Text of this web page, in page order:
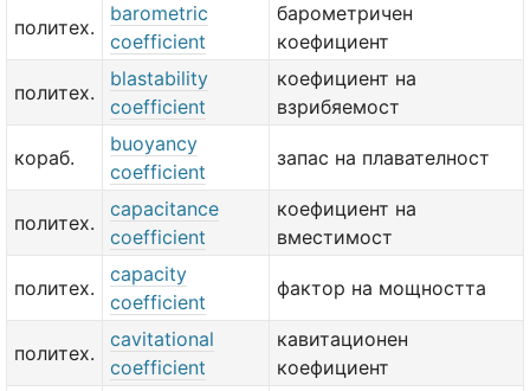
политех.
barometric
coefficient
барометричен
коефициент
политех.
blastability
coefficient
коефициент на
взрибяемост
кораб.
buoyancy
coefficient
запас на плавателност
политех.
capacitance
coefficient
коефициент на
вместимост
политех.
capacity
coefficient
фактор на мощността
политех.
cavitational
coefficient
кавитационен
коефициент